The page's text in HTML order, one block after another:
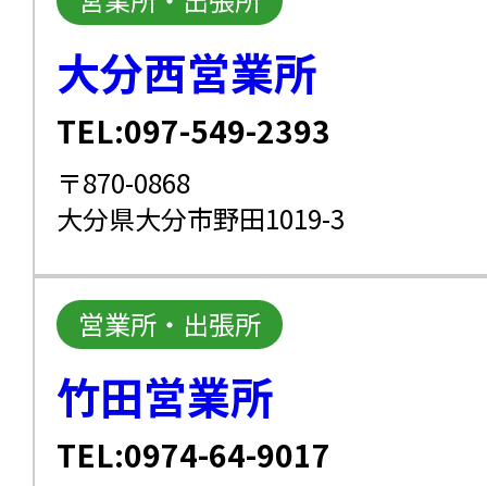
大分西営業所
TEL:097-549-2393
〒870-0868
大分県大分市野田1019-3
営業所・出張所
竹田営業所
TEL:0974-64-9017